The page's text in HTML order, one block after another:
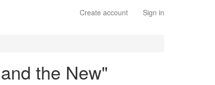
Create account Sign in
the New"